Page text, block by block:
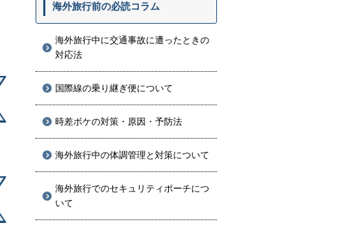
海外旅行前の必読コラム
海外旅行中に交通事故に遭ったときの
対応法
国際線の乗り継ぎ便について
時差ボケの対策・原因・予防法
海外旅行中の体調管理と対策について
海外旅行でのセキュリティポーチにつ
いて